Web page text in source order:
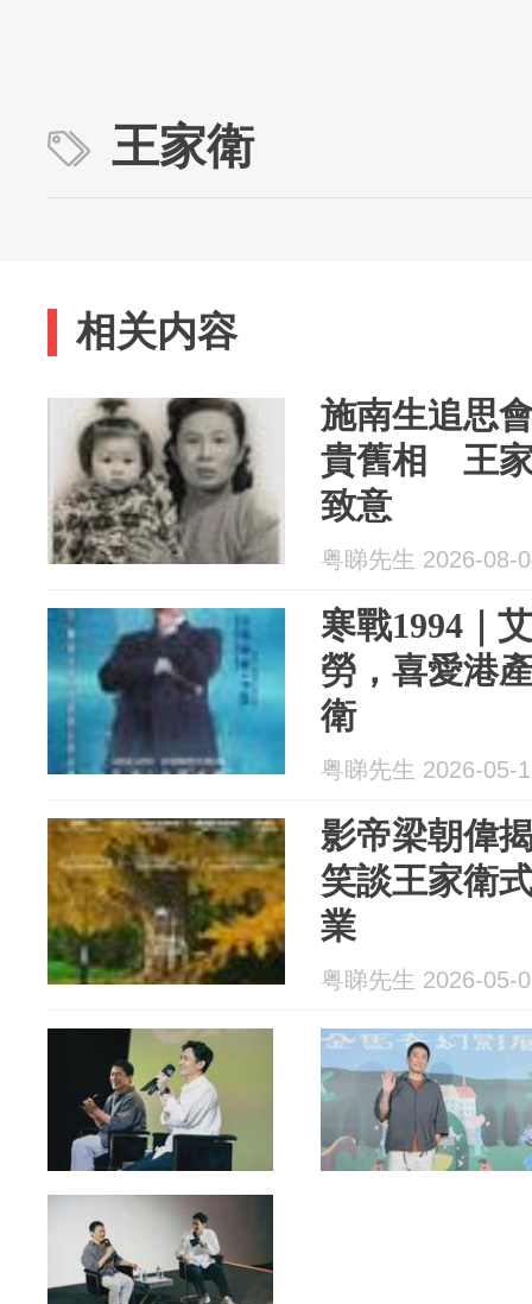
王家衛
相关内容
施南生追思
貴舊相 王家
致意
粤睇先生 2026-08-
寒戰1994｜
勞，喜愛港
衛
粤睇先生 2026-05-
影帝梁朝偉
笑談王家衛
業
粤睇先生 2026-05-